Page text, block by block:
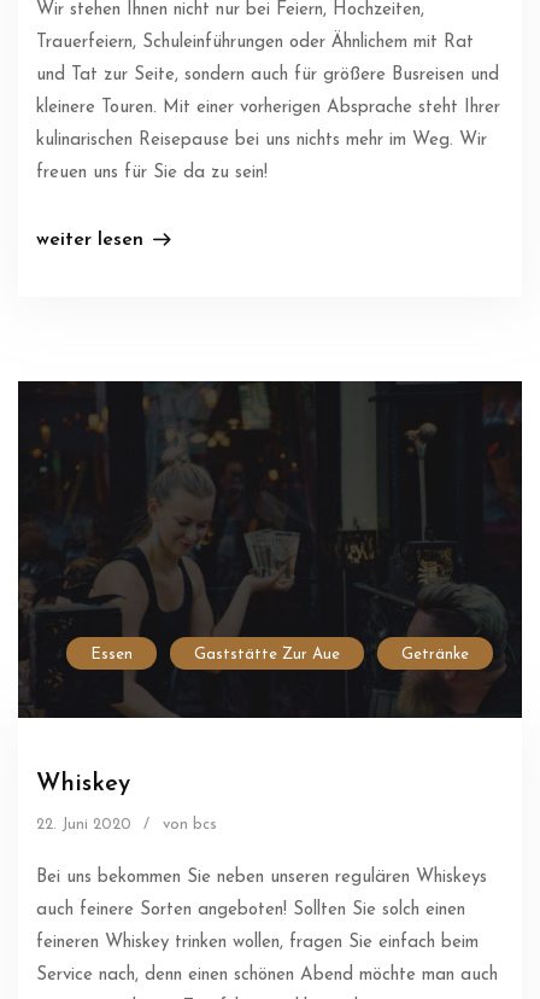
Wir stehen Ihnen nicht nur bei Feiern, Hochzeiten,
Trauerfeiern, Schuleinführungen oder Ähnlichem mit Rat
und Tat zur Seite, sondern auch für größere Busreisen und
kleinere Touren. Mit einer vorherigen Absprache steht Ihrer
kulinarischen Reisepause bei uns nichts mehr im Weg. Wir
freuen uns für Sie da zu sein!
weiter lesen
Essen Gaststätte Zur Aue Getränke
Whiskey
22. Juni 2020 / von bcs
Bei uns bekommen Sie neben unseren regulären Whiskeys
auch feinere Sorten angeboten! Sollten Sie solch einen
feineren Whiskey trinken wollen, fragen Sie einfach beim
Service nach, denn einen schönen Abend möchte man auch